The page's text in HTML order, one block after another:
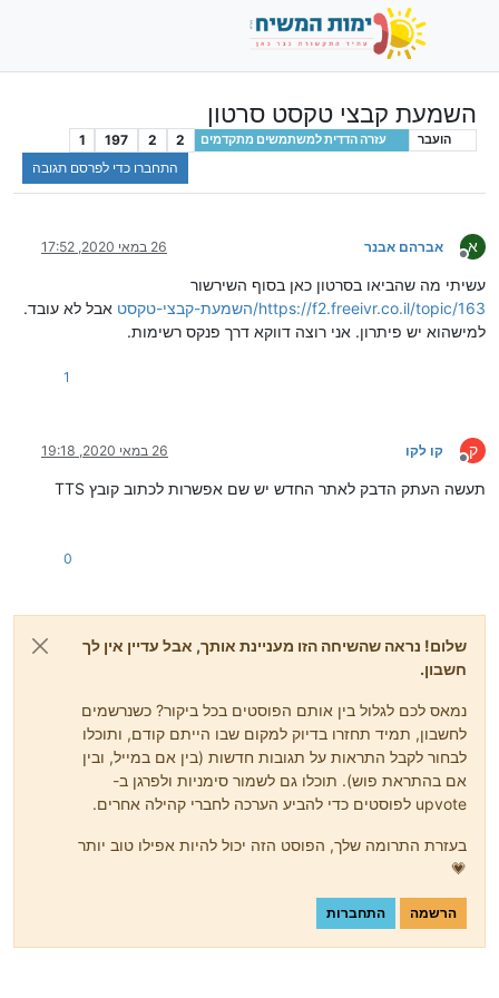
השמעת קבצי טקסט סרטון
הועבר עזרה הדדית למשתמשים מתקדמים 2
2
197
1
התחברו כדי לפרסם תגובה
א
מנותק
אברהם אבנר 26 במאי 2020, 17:52
עשיתי מה שהביאו בסרטון כאן בסוף השירשור
https://f2.freeivr.co.il/topic/163/השמעת-קבצי-טקסט
אבל לא עובד.
למישהוא יש פיתרון. אני רוצה דווקא דרך פנקס רשימות.
1
ק
מנותק
קו לקו 26 במאי 2020, 19:18
תעשה העתק הדבק לאתר החדש יש שם אפשרות לכתוב קובץ TTS
0
שלום! נראה שהשיחה הזו מעניינת אותך, אבל עדיין אין לך
חשבון.
נמאס לכם לגלול בין אותם הפוסטים בכל ביקור? כשנרשמים
לחשבון, תמיד תחזרו בדיוק למקום שבו הייתם קודם, ותוכלו
לבחור לקבל התראות על תגובות חדשות (בין אם במייל, ובין
אם בהתראת פוש). תוכלו גם לשמור סימניות ולפרגן ב-
upvote לפוסטים כדי להביע הערכה לחברי קהילה אחרים.
בעזרת התרומה שלך, הפוסט הזה יכול להיות אפילו טוב יותר
💗
הרשמה התחברות